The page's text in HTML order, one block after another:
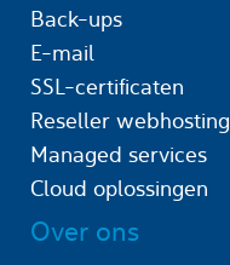
Back-ups
E-mail
SSL-certificaten
Reseller webhosting
Managed services
Cloud oplossingen
Over ons